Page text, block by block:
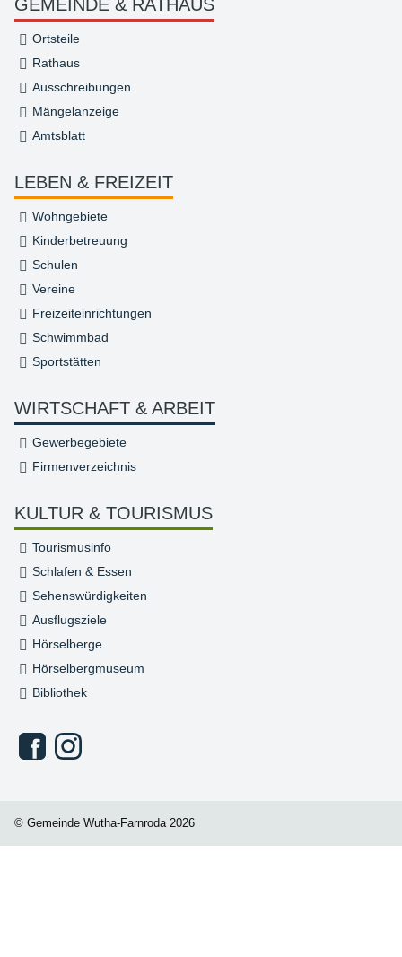
GEMEINDE & RATHAUS
Ortsteile
Rathaus
Ausschreibungen
Mängelanzeige
Amtsblatt
LEBEN & FREIZEIT
Wohngebiete
Kinderbetreuung
Schulen
Vereine
Freizeiteinrichtungen
Schwimmbad
Sportstätten
WIRTSCHAFT & ARBEIT
Gewerbegebiete
Firmenverzeichnis
KULTUR & TOURISMUS
Tourismusinfo
Schlafen & Essen
Sehenswürdigkeiten
Ausflugsziele
Hörselberge
Hörselbergmuseum
Bibliothek
© Gemeinde Wutha-Farnroda 2026